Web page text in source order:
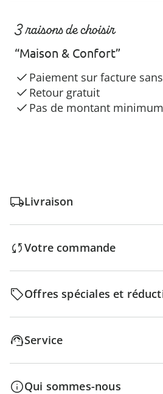
3 raisons de choisir
“Maison & Confort”
Paiement sur facture
Retour gratuit
Pas de montant
Livraison
Votre commande
Offres spéciales et
Service
Qui sommes-nous